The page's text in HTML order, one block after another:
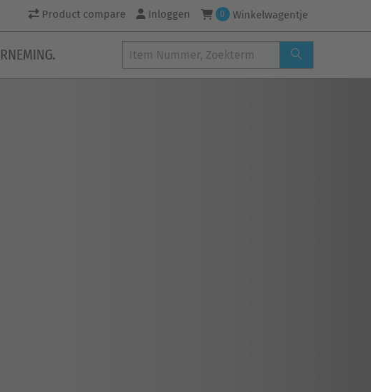
Product compare Inloggen 0 Winkelwagentje